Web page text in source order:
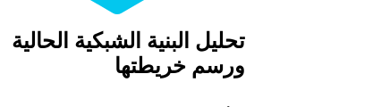
تحليل البنية الشبكية الحالية
ورسم خريطتها